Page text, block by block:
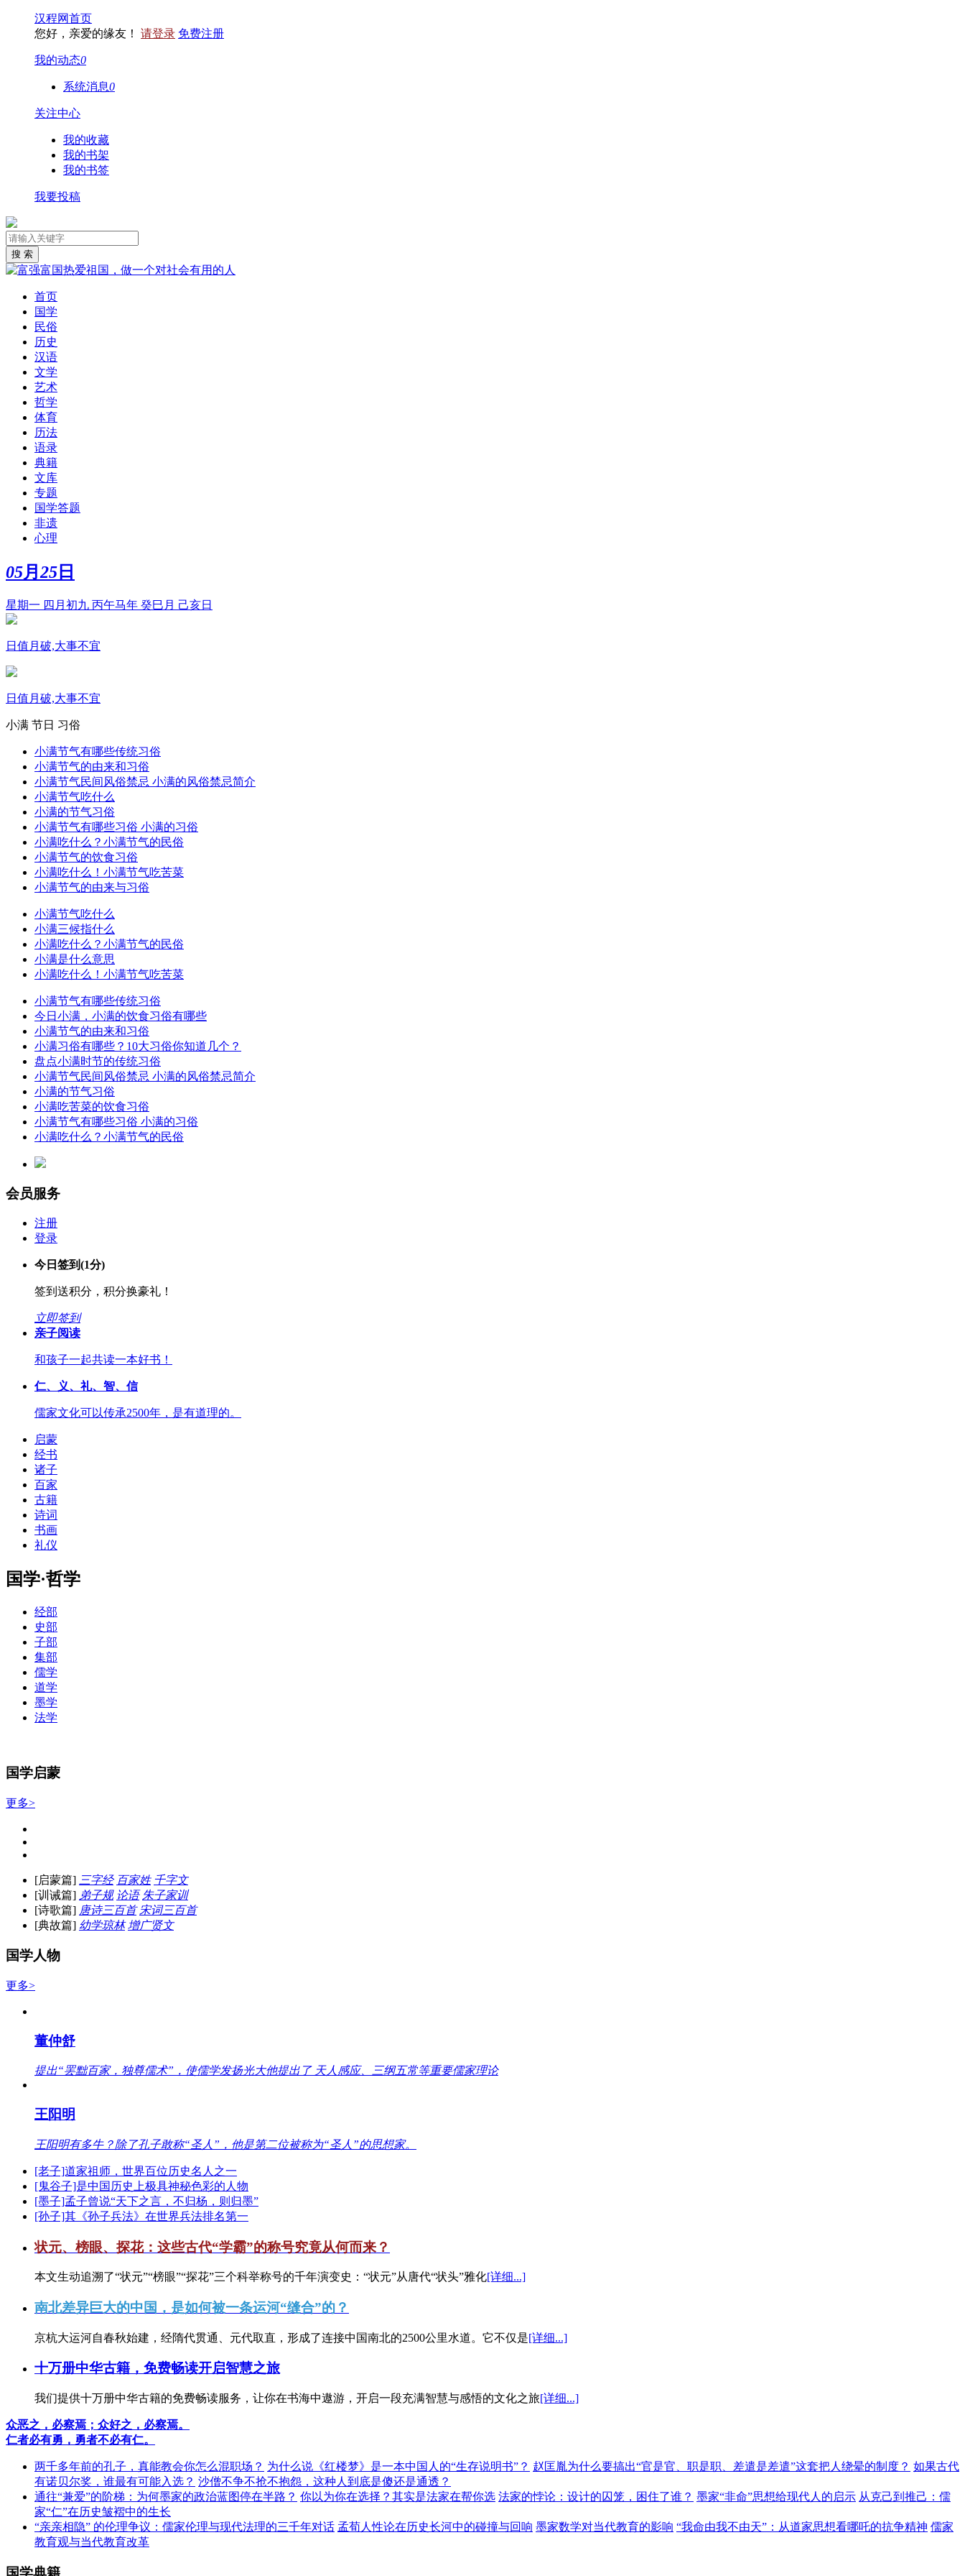
汉程网首页
您好，亲爱的缘友！ 请登录 免费注册
我的动态0
系统消息0
关注中心
我的收藏
我的书架
我的书签
我要投稿
首页
国学
民俗
历史
汉语
文学
艺术
哲学
体育
历法
语录
典籍
文库
专题
国学答题
非遗
心理
05月 25 日
星期一 四月初九 丙午马年 癸巳月 己亥日
日值月破,大事不宜
日值月破,大事不宜
小满 节日 习俗
小满节气有哪些传统习俗
小满节气的由来和习俗
小满节气民间风俗禁忌 小满的风俗禁忌简介
小满节气吃什么
小满的节气习俗
小满节气有哪些习俗 小满的习俗
小满吃什么？小满节气的民俗
小满节气的饮食习俗
小满吃什么！小满节气吃苦菜
小满节气的由来与习俗
小满节气吃什么
小满三候指什么
小满吃什么？小满节气的民俗
小满是什么意思
小满吃什么！小满节气吃苦菜
小满节气有哪些传统习俗
今日小满，小满的饮食习俗有哪些
小满节气的由来和习俗
小满习俗有哪些？10大习俗你知道几个？
盘点小满时节的传统习俗
小满节气民间风俗禁忌 小满的风俗禁忌简介
小满的节气习俗
小满吃苦菜的饮食习俗
小满节气有哪些习俗 小满的习俗
小满吃什么？小满节气的民俗
会员服务
注册
登录
今日签到(1分)
签到送积分，积分换豪礼！
立即签到
亲子阅读
和孩子一起共读一本好书！
仁、义、礼、智、信
儒家文化可以传承2500年，是有道理的。
启蒙
经书
诸子
百家
古籍
诗词
书画
礼仪
国学·哲学
经部
史部
子部
集部
儒学
道学
墨学
法学
国学启蒙
更多>
[启蒙篇] 三字经 百家姓 千字文
[训诫篇] 弟子规 论语 朱子家训
[诗歌篇] 唐诗三百首 宋词三百首
[典故篇] 幼学琼林 增广贤文
国学人物
更多>
董仲舒
提出“罢黜百家，独尊儒术”，使儒学发扬光大他提出了 天人感应、三纲五常等重要儒家理论
王阳明
王阳明有多牛？除了孔子敢称“圣人”，他是第二位被称为“圣人”的思想家。
[老子]道家祖师，世界百位历史名人之一
[鬼谷子]是中国历史上极具神秘色彩的人物
[墨子]孟子曾说“天下之言，不归杨，则归墨”
[孙子]其《孙子兵法》在世界兵法排名第一
状元、榜眼、探花：这些古代“学霸”的称号究竟从何而来？
本文生动追溯了“状元”“榜眼”“探花”三个科举称号的千年演变史：“状元”从唐代“状头”雅化[详细...]
南北差异巨大的中国，是如何被一条运河“缝合”的？
京杭大运河自春秋始建，经隋代贯通、元代取直，形成了连接中国南北的2500公里水道。它不仅是[详细...]
十万册中华古籍，免费畅读开启智慧之旅
我们提供十万册中华古籍的免费畅读服务，让你在书海中遨游，开启一段充满智慧与感悟的文化之旅[详细...]
众恶之，必察焉；众好之，必察焉。
仁者必有勇，勇者不必有仁。
两千多年前的孔子，真能教会你怎么混职场？ 为什么说《红楼梦》是一本中国人的“生存说明书”？ 赵匡胤为什么要搞出“官是官、职是职、差遣是差遣”这套把人绕晕的制度？ 如果古代
有诺贝尔奖，谁最有可能入选？ 沙僧不争不抢不抱怨，这种人到底是傻还是通透？
通往“兼爱”的阶梯：为何墨家的政治蓝图停在半路？ 你以为你在选择？其实是法家在帮你选 法家的悖论：设计的囚笼，困住了谁？ 墨家“非命”思想给现代人的启示 从克己到推己：儒
家“仁”在历史皱褶中的生长
“亲亲相隐” 的伦理争议：儒家伦理与现代法理的三千年对话 孟荀人性论在历史长河中的碰撞与回响 墨家数学对当代教育的影响 “我命由我不由天”：从道家思想看哪吒的抗争精神 儒家
教育观与当代教育改革
国学典籍